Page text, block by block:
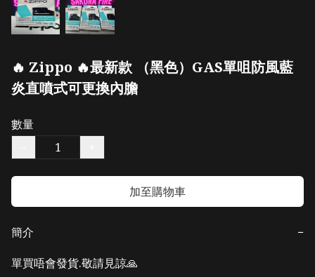
🔥 Zippo 🔥最新款 （黑色）GAS單咀防風藍
炎直噴式可更換內膽
數量
加至購物車
簡介
−
單買唔會發貨.敬請見諒🙏